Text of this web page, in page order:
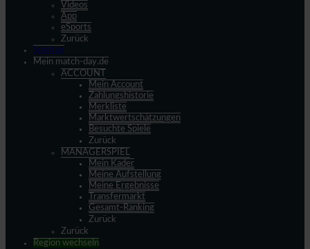
Videos
App
eSports
Zurück
Spieltag
Mein match-day.de
ACCOUNT
Mein Account
Zahlungshistorie
Merkliste
Marktwertschätzungen
Besuchte Spiele
Zurück
MANAGERSPIEL
Mein Kader
Meine Aufstellung
Meine Ergebnisse
Transfermarkt
Gesamt-Ranking
Zurück
Zurück
Region wechseln